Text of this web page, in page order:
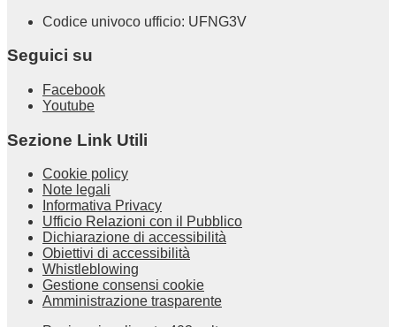
Codice univoco ufficio: UFNG3V
Seguici su
Facebook
Youtube
Sezione Link Utili
Cookie policy
Note legali
Informativa Privacy
Ufficio Relazioni con il Pubblico
Dichiarazione di accessibilità
Obiettivi di accessibilità
Whistleblowing
Gestione consensi cookie
Amministrazione trasparente